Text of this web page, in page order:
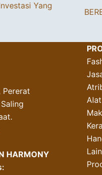
Yang
Pererat
HARMONY